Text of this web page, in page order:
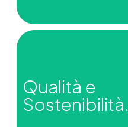
Qualità e
Sostenibilità.